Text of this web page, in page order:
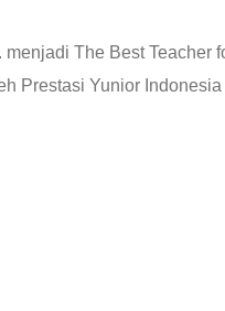
The Best
Prestasi Yunior